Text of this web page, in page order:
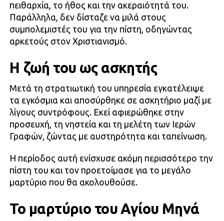
πειθαρχία, το ήθος και την ακεραιότητά του.
Παράλληλα, δεν δίσταζε να μιλά στους
συμπολεμιστές του για την πίστη, οδηγώντας
αρκετούς στον Χριστιανισμό.
Η ζωή του ως ασκητής
Μετά τη στρατιωτική του υπηρεσία εγκατέλειψε
τα εγκόσμια και αποσύρθηκε σε ασκητήριο μαζί με
λίγους συντρόφους. Εκεί αφιερώθηκε στην
προσευχή, τη νηστεία και τη μελέτη των Ιερών
Γραφών, ζώντας με αυστηρότητα και ταπείνωση.
Η περίοδος αυτή ενίσχυσε ακόμη περισσότερο την
πίστη του και τον προετοίμασε για το μεγάλο
μαρτύριο που θα ακολουθούσε.
Το μαρτύριο του Αγίου Μηνά